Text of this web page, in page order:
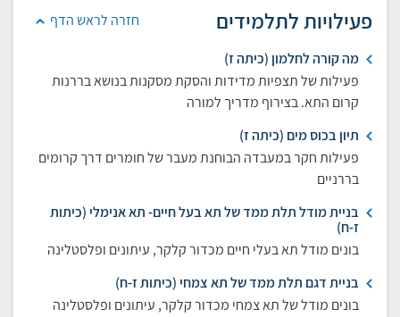
חזרה לראש הדף פעילויות לתלמידים
מה קורה לחלמון (כיתה ז)
פעילות של תצפיות מדידות והסקת מסקנות בנושא בררנות
קרום התא. בצירוף מדריך למורה
תיון בכוס מים (כיתה ז)
פעילות חקר במעבדה הבוחנת מעבר של חומרים דרך קרומים
בררניים
בניית מודל תלת ממד של תא בעל חיים- תא אנימלי (כיתות
ז-ח)
בונים מודל תא בעלי חיים מכדור קלקר, עיתונים ופלסטלינה
בניית דגם תלת ממד של תא צמחי (כיתות ז-ח)
בונים מודל של תא צמחי מכדור קלקר, עיתונים ופלסטלינה